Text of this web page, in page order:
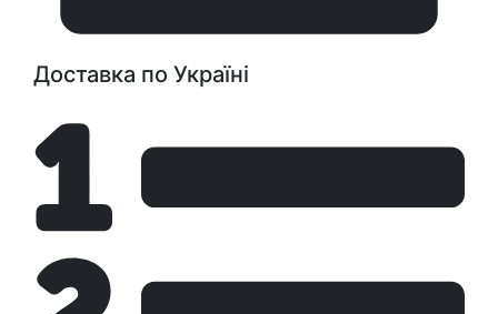
Доставка по Україні